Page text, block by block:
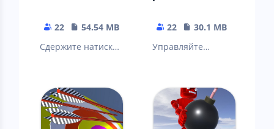
22
54.54 MB
Сдержите натиск
22
30.1 MB
Управляйте
технику
противника